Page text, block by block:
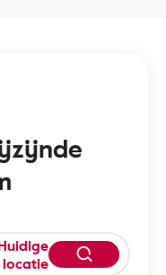
locatie